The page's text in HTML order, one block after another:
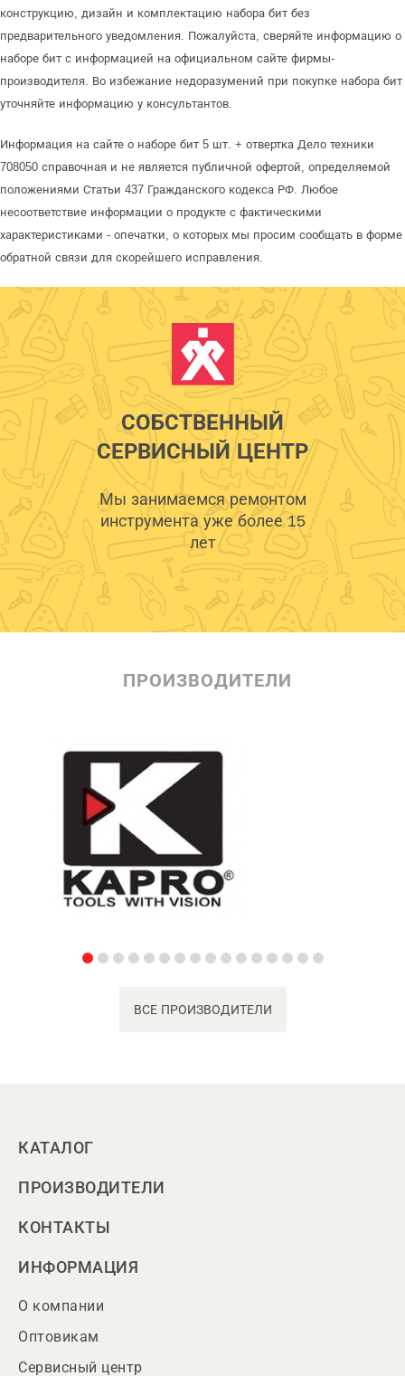
конструкцию, дизайн и комплектацию набора бит без
предварительного уведомления. Пожалуйста, сверяйте информацию о
наборе бит с информацией на официальном сайте фирмы-
производителя. Во избежание недоразумений при покупке набора бит
уточняйте информацию у консультантов.
Информация на сайте о наборе бит 5 шт. + отвертка Дело техники
708050 справочная и не является публичной офертой, определяемой
положениями Статьи 437 Гражданского кодекса РФ. Любое
несоответствие информации о продукте с фактическими
характеристиками - опечатки, о которых мы просим сообщать в форме
обратной связи для скорейшего исправления.
СОБСТВЕННЫЙ
СЕРВИСНЫЙ ЦЕНТР
Мы занимаемся ремонтом
инструмента уже более 15
лет
ПРОИЗВОДИТЕЛИ
ВСЕ ПРОИЗВОДИТЕЛИ
КАТАЛОГ
ПРОИЗВОДИТЕЛИ
КОНТАКТЫ
ИНФОРМАЦИЯ
О компании
Оптовикам
Сервисный центр